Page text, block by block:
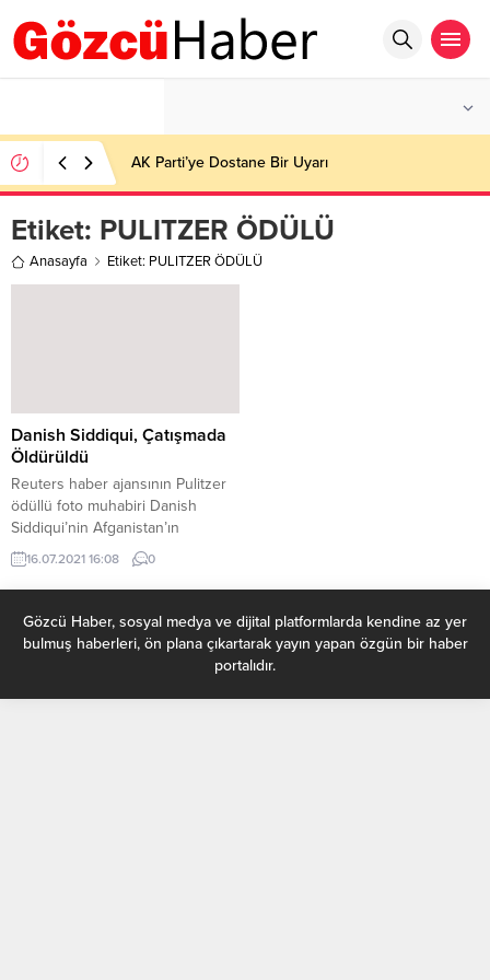
AK Parti’ye Dostane Bir Uyarı
Etiket: PULITZER ÖDÜLÜ
Anasayfa Etiket: PULITZER ÖDÜLÜ
Danish Siddiqui, Çatışmada
Öldürüldü
Reuters haber ajansının Pulitzer
ödüllü foto muhabiri Danish
Siddiqui’nin Afganistan’ın
Kandahar ilinde Taliban askerleri
ile güvenlik güçleri arasında
meydana gelen çatışmada
öldürüldüğü duyuruldu. Hint
gazeteci, bugüne kadar
Afganistan ve Irak'taki savaşlar,
Kong protestoları ve Nepal
16.07.2021 16:08 0
Gözcü Haber, sosyal medya ve dijital platformlarda kendine az yer
bulmuş haberleri, ön plana çıkartarak yayın yapan özgün bir haber
portalıdır.